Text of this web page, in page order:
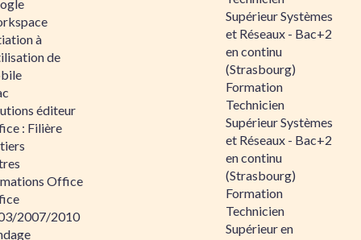
à
de
éditeur
: Filière
Office
2007/2010
Supérieur Systèmes
et Réseaux - Bac+2
en continu
(Strasbourg)
Formation
Technicien
Supérieur Systèmes
et Réseaux - Bac+2
en continu
(Strasbourg)
Formation
Technicien
Supérieur en